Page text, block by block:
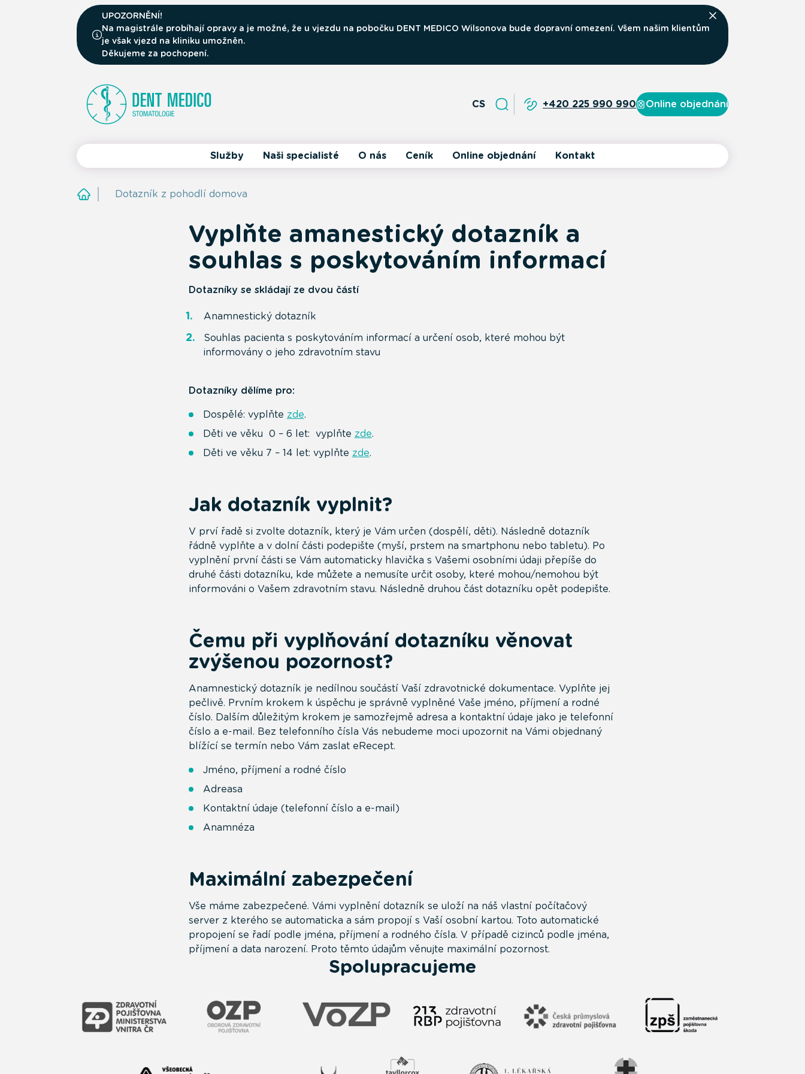
UPOZORNĚNÍ!
Na magistrále probíhají opravy a je možné, že u vjezdu na pobočku DENT MEDICO Wilsonova bude dopravní omezení. Všem našim klientům
je však vjezd na kliniku umožněn.
Děkujeme za pochopení.
CS +420 225 990 990 Online objednání
Služby Naši specialisté O nás Ceník Online objednání Kontakt
Dotazník z pohodlí domova
Vyplňte amanestický dotazník a
souhlas s poskytováním informací
Dotazníky se skládají ze dvou částí
Anamnestický dotazník
Souhlas pacienta s poskytováním informací a určení osob, které mohou být
informovány o jeho zdravotním stavu
Dotazníky dělíme pro:
Dospělé: vyplňte zde.
Děti ve věku 0 – 6 let: vyplňte zde.
Děti ve věku 7 – 14 let: vyplňte zde.
Jak dotazník vyplnit?
V prví řadě si zvolte dotazník, který je Vám určen (dospělí, děti). Následně dotazník
řádně vyplňte a v dolní části podepište (myší, prstem na smartphonu nebo tabletu). Po
vyplnění první části se Vám automaticky hlavička s Vašemi osobními údaji přepíše do
druhé části dotazníku, kde můžete a nemusíte určit osoby, které mohou/nemohou být
informováni o Vašem zdravotním stavu. Následně druhou část dotazníku opět podepište.
Čemu při vyplňování dotazníku věnovat
zvýšenou pozornost?
Anamnestický dotazník je nedílnou součástí Vaší zdravotnické dokumentace. Vyplňte jej
pečlivě. Prvním krokem k úspěchu je správně vyplněné Vaše jméno, příjmení a rodné
číslo. Dalším důležitým krokem je samozřejmě adresa a kontaktní údaje jako je telefonní
číslo a e-mail. Bez telefonního čísla Vás nebudeme moci upozornit na Vámi objednaný
blížící se termín nebo Vám zaslat eRecept.
Jméno, příjmení a rodné číslo
Adreasa
Kontaktní údaje (telefonní číslo a e-mail)
Anamnéza
Maximální zabezpečení
Vše máme zabezpečené. Vámi vyplnění dotazník se uloží na náš vlastní počítačový
server z kterého se automaticka a sám propojí s Vaší osobní kartou. Toto automatické
propojení se řadí podle jména, příjmení a rodného čísla. V případě cizinců podle jména,
příjmení a data narození. Proto těmto údajům věnujte maximální pozornost.
Spolupracujeme